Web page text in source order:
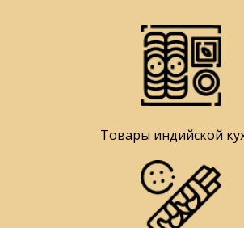
Товары индийской